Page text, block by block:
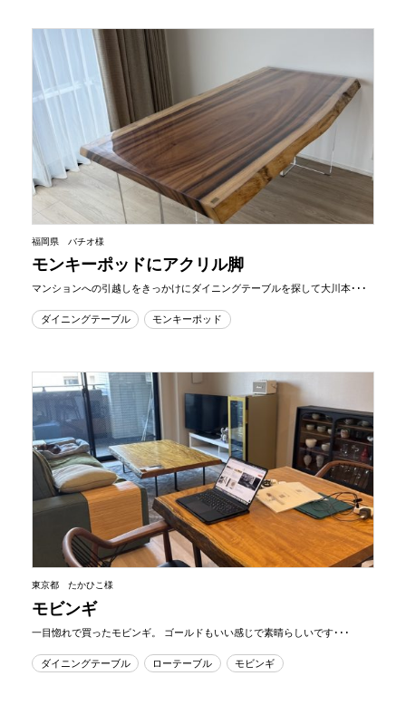
福岡県 バチオ様
モンキーポッドにアクリル脚
マンションへの引越しをきっかけにダイニングテーブルを探して大川本･･･
ダイニングテーブル モンキーポッド
東京都 たかひこ様
モビンギ
一目惚れで買ったモビンギ。 ゴールドもいい感じで素晴らしいです･･･
ダイニングテーブル ローテーブル モビンギ